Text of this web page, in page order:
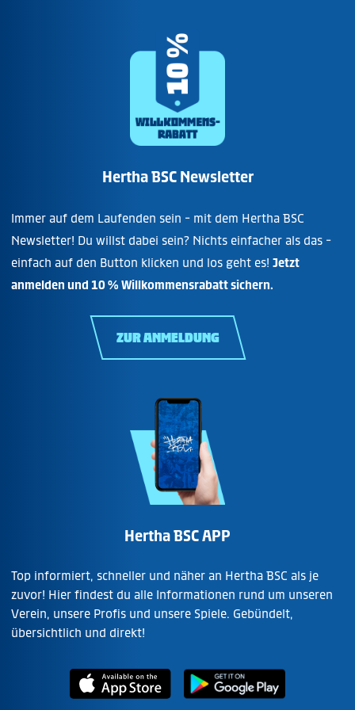
Hertha BSC Newsletter
Immer auf dem Laufenden sein - mit dem Hertha BSC
Newsletter! Du willst dabei sein? Nichts einfacher als das -
einfach auf den Button klicken und los geht es! Jetzt
anmelden und 10 % Willkommensrabatt sichern.
ZUR ANMELDUNG
Hertha BSC APP
Top informiert, schneller und näher an Hertha BSC als je
zuvor! Hier findest du alle Informationen rund um unseren
Verein, unsere Profis und unsere Spiele. Gebündelt,
übersichtlich und direkt!